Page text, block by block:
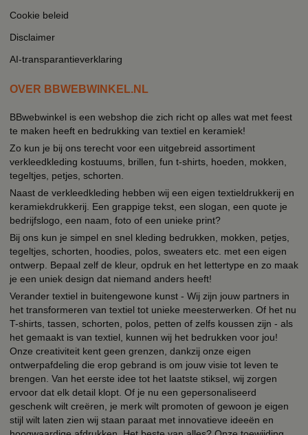
Cookie beleid
Disclaimer
AI-transparantieverklaring
OVER BBWEBWINKEL.NL
BBwebwinkel is een webshop die zich richt op alles wat met feest
te maken heeft en bedrukking van textiel en keramiek!
Zo kun je bij ons terecht voor een uitgebreid assortiment
verkleedkleding kostuums, brillen, fun t-shirts, hoeden, mokken,
tegeltjes, petjes, schorten.
Naast de verkleedkleding hebben wij een eigen textieldrukkerij en
keramiekdrukkerij. Een grappige tekst, een slogan, een quote je
bedrijfslogo, een naam, foto of een unieke print?
Bij ons kun je simpel en snel kleding bedrukken, mokken, petjes,
tegeltjes, schorten, hoodies, polos, sweaters etc. met een eigen
ontwerp. Bepaal zelf de kleur, opdruk en het lettertype en zo maak
je een uniek design dat niemand anders heeft!
Verander textiel in buitengewone kunst - Wij zijn jouw partners in
het transformeren van textiel tot unieke meesterwerken. Of het nu
T-shirts, tassen, schorten, polos, petten of zelfs koussen zijn - als
het gemaakt is van textiel, kunnen wij het bedrukken voor jou!
Onze creativiteit kent geen grenzen, dankzij onze eigen
ontwerpafdeling die erop gebrand is om jouw visie tot leven te
brengen. Van het eerste idee tot het laatste stiksel, wij zorgen
ervoor dat elk detail klopt. Of je nu een gepersonaliseerd
geschenk wilt creëren, je merk wilt promoten of gewoon je eigen
stijl wilt laten zien wij staan paraat met innovatieve ideeën en